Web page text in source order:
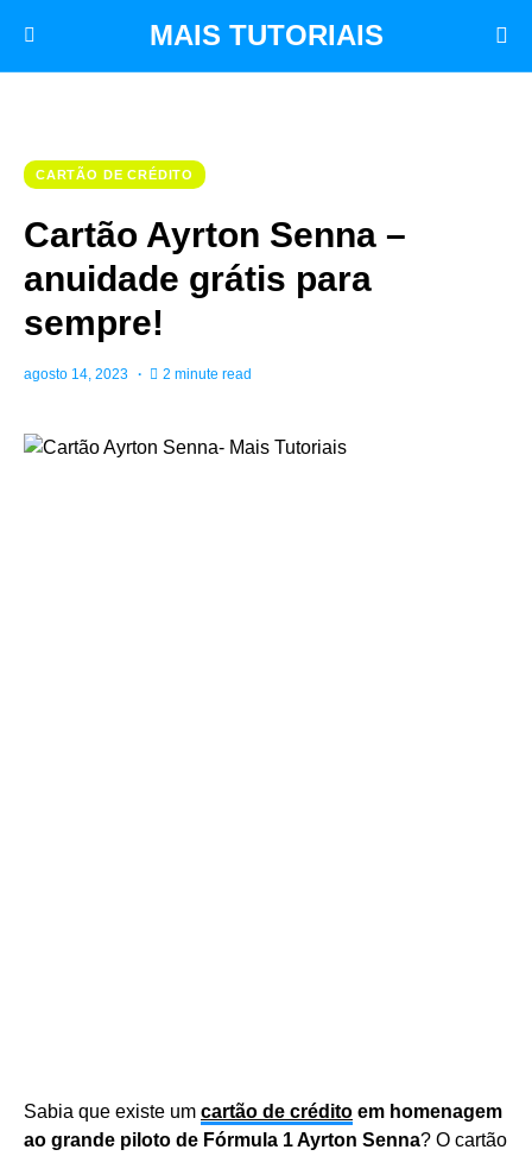
MAIS TUTORIAIS
CARTÃO DE CRÉDITO
Cartão Ayrton Senna –
anuidade grátis para
sempre!
agosto 14, 2023 2 minute read
Sabia que existe um cartão de crédito em homenagem
ao grande piloto de Fórmula 1 Ayrton Senna? O cartão